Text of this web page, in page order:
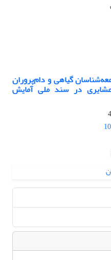
گیاهی و دام‌پروران
در سند ملی آمایش